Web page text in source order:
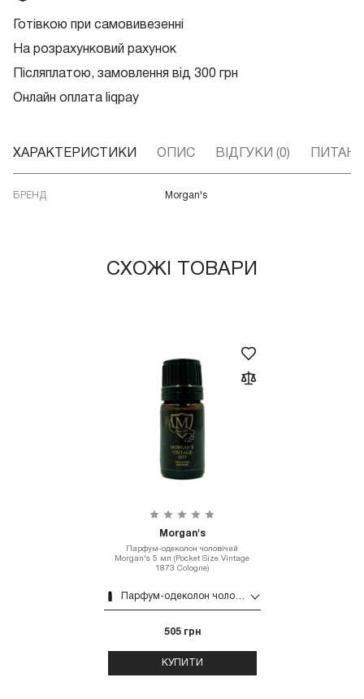
Готівкою при самовивезенні
На розрахунковий рахунок
Післяплатою, замовлення від 300 грн
Онлайн оплата liqpay
ХАРАКТЕРИСТИКИ ОПИС ВІДГУКИ (0)
БРЕНД Morgan's
СХОЖІ ТОВАРИ
Morgan's
Парфум-одеколон чоловічий
Morgan's 5 мл (Pocket Size Vintage
1873 Cologne)
Парфум-одеколон чоловічий Morgan's 5 мл (Pocket Size Vintage 1873 Cologne)
505 грн
КУПИТИ